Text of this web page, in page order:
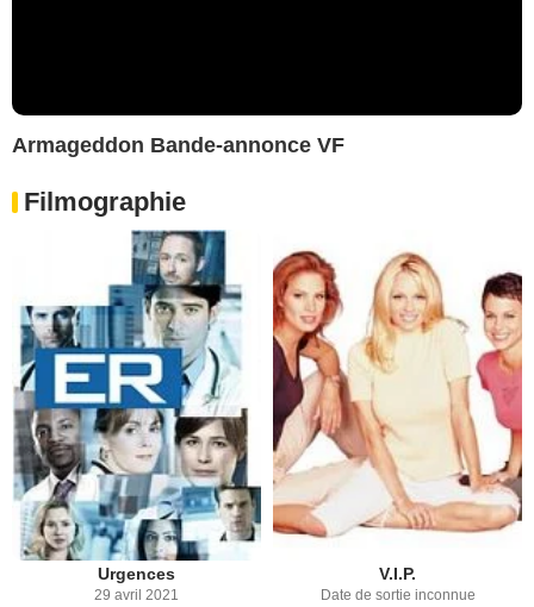
Armageddon Bande-annonce VF
Filmographie
Urgences
29 avril 2021
V.I.P.
Date de sortie inconnue